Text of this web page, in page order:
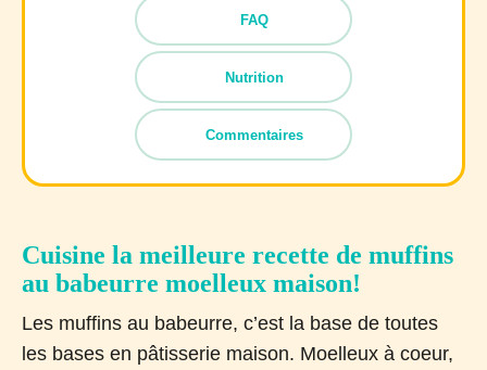
FAQ
Nutrition
Commentaires
Cuisine la meilleure recette de muffins
au babeurre moelleux maison!
Les muffins au babeurre, c’est la base de toutes
les bases en pâtisserie maison. Moelleux à coeur,